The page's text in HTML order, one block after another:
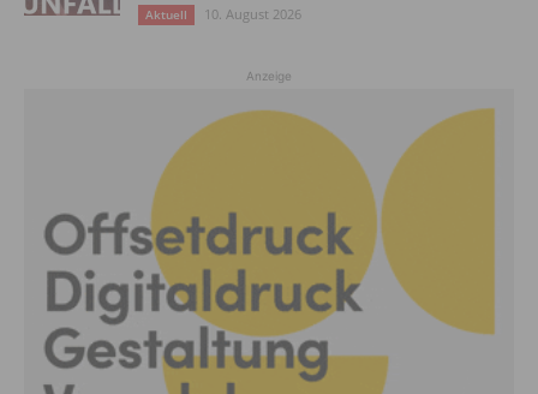
Aktuell 10. August 2026
Anzeige